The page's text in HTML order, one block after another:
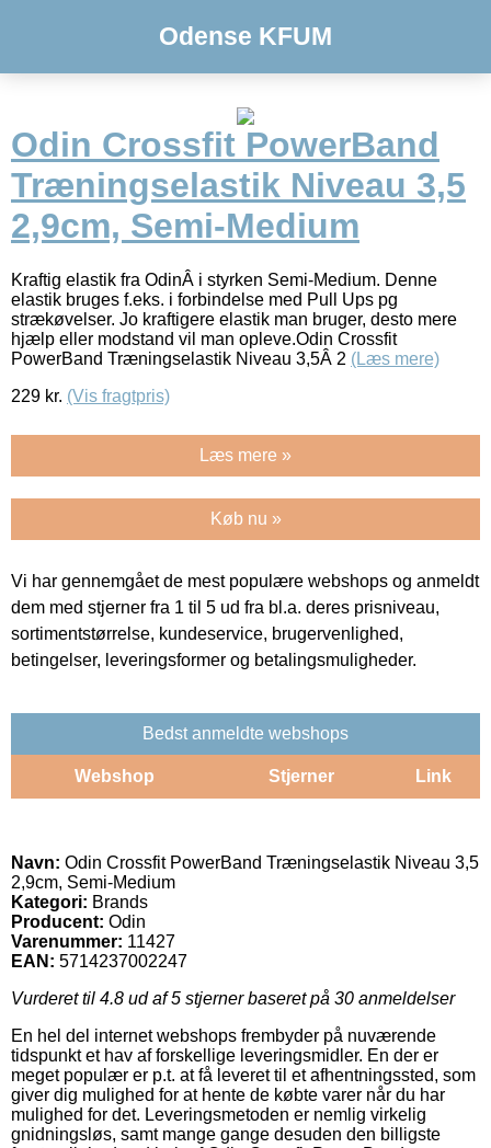
Odense KFUM
Odin Crossfit PowerBand
Træningselastik Niveau 3,5
2,9cm, Semi-Medium
Kraftig elastik fra OdinÂ i styrken Semi-Medium. Denne
elastik bruges f.eks. i forbindelse med Pull Ups pg
strækøvelser. Jo kraftigere elastik man bruger, desto mere
hjælp eller modstand vil man opleve.Odin Crossfit
PowerBand Træningselastik Niveau 3,5Â 2 (Læs mere)
229 kr. (Vis fragtpris)
Læs mere »
Køb nu »
Vi har gennemgået de mest populære webshops og anmeldt
dem med stjerner fra 1 til 5 ud fra bl.a. deres prisniveau,
sortimentstørrelse, kundeservice, brugervenlighed,
betingelser, leveringsformer og betalingsmuligheder.
Bedst anmeldte webshops
Webshop Stjerner Link
Navn: Odin Crossfit PowerBand Træningselastik Niveau 3,5
2,9cm, Semi-Medium
Kategori: Brands
Producent: Odin
Varenummer: 11427
EAN: 5714237002247
Vurderet til 4.8 ud af 5 stjerner baseret på 30 anmeldelser
En hel del internet webshops frembyder på nuværende
tidspunkt et hav af forskellige leveringsmidler. En der er
meget populær er p.t. at få leveret til et afhentningssted, som
giver dig mulighed for at hente de købte varer når du har
mulighed for det. Leveringsmetoden er nemlig virkelig
gnidningsløs, samt mange gange desuden den billigste